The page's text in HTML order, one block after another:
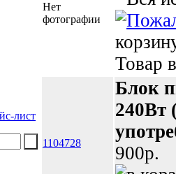
Нет
фотографии
Товар
1104728
Блок
240Вт
900p.